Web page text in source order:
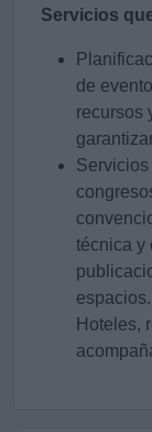
Servicios
de
recursos
técnica y
Hoteles,